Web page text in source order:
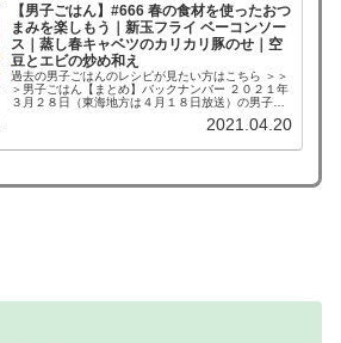
【男子ごはん】#666 春の食材を使ったおつ
まみを楽しもう｜新玉フライ ベーコンソー
ス｜蒸し春キャベツのカリカリ豚のせ｜空
豆とエビの炒め和え
過去の男子ごはんのレシピが見たい方はこちら ＞＞
＞男子ごはん【まとめ】バックナンバー ２０２１年
３月２８日（東海地方は４月１８日放送）の男子ご
玉フライ ベーコンソース あま〜い！新食感の春キ
2021.04.20